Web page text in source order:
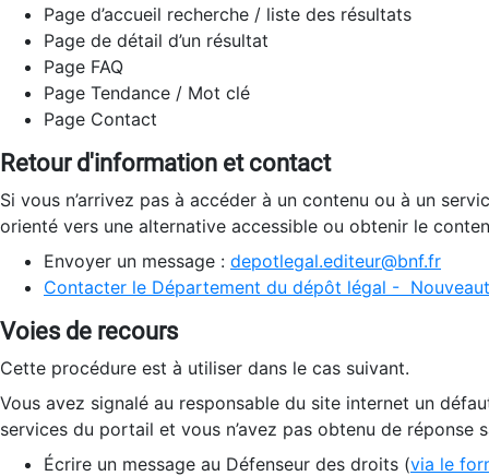
Page d’accueil recherche / liste des résultats
Page de détail d’un résultat
Page FAQ
Page Tendance / Mot clé
Page Contact
Retour d'information et contact
Si vous n’arrivez pas à accéder à un contenu ou à un
orienté vers une alternative accessible ou obtenir le
Envoyer un message : depotlegal.editeur@bnf.fr
Contacter le Département du dépôt légal -
Voies de recours
Cette procédure est à utiliser dans le cas suivant.
Vous avez signalé au responsable du site internet un
services du portail et vous n’avez pas obtenu de réponse
Écrire un message au Défenseur des droits (via le